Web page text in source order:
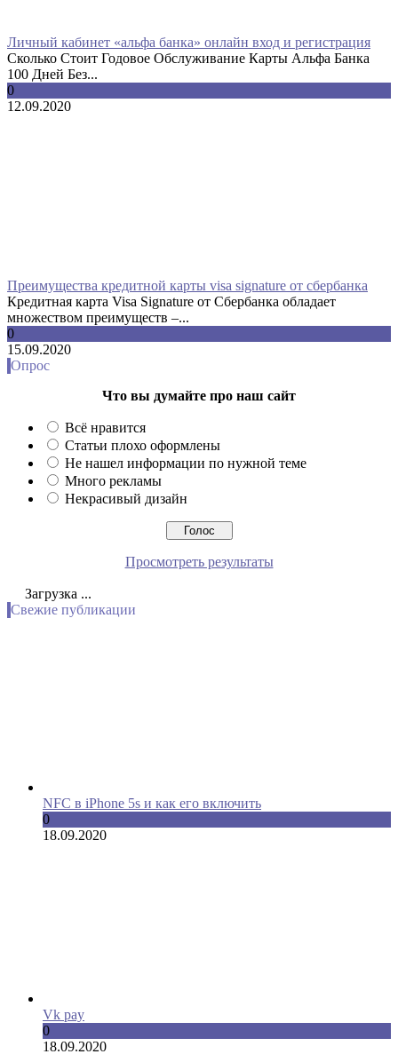
Личный кабинет «альфа банка» онлайн вход и регистрация
Сколько Стоит Годовое Обслуживание Карты Альфа Банка
100 Дней Без...
0
12.09.2020
Преимущества кредитной карты visa signature от сбербанка
Кредитная карта Visa Signature от Сбербанка обладает
множеством преимуществ –...
0
15.09.2020
Опрос
Что вы думайте про наш сайт
Всё нравится
Статьи плохо оформлены
Не нашел информации по нужной теме
Много рекламы
Некрасивый дизайн
Просмотреть результаты
Загрузка ...
Свежие публикации
NFC в iPhone 5s и как его включить
0
18.09.2020
Vk pay
0
18.09.2020